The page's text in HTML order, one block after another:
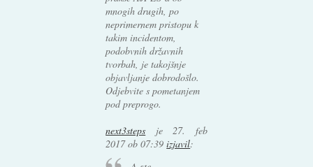
mnogih drugih, po
neprimernem pristopu k
takim incidentom,
podobvnih državnih
tvorbah, je takojšnje
objavljanje dobrodošlo.
Odjebvite s pometanjem
pod preprogo.
next3steps je 27. feb
2017 ob 07:39 izjavil: